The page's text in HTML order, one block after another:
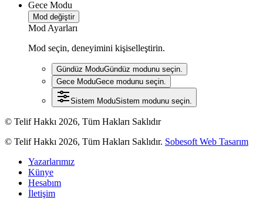
Gece Modu
Mod değiştir
Mod Ayarları
Mod seçin, deneyimini kişiselleştirin.
Gündüz ModuGündüz modunu seçin.
Gece ModuGece modunu seçin.
Sistem ModuSistem modunu seçin.
© Telif Hakkı 2026, Tüm Hakları Saklıdır
© Telif Hakkı 2026, Tüm Hakları Saklıdır. Sobesoft Web Tasarım
Yazarlarımız
Künye
Hesabım
İletişim